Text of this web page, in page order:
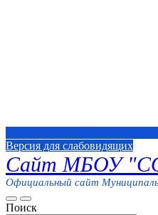
Версия для слабовидящих
Сайт МБОУ
Официальный сайт
Поиск